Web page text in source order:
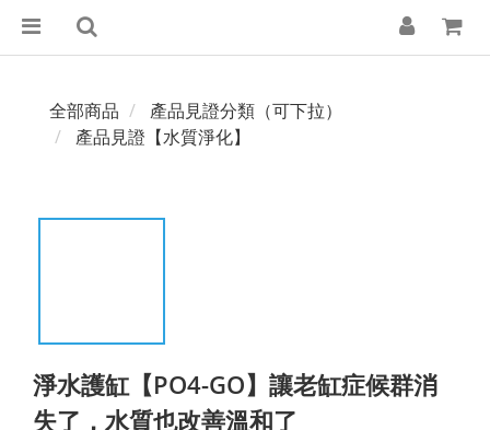
全部商品
產品見證分類（可下拉）
產品見證【水質淨化】
淨水護缸【PO4-GO】讓老缸症候群消
失了，水質也改善溫和了